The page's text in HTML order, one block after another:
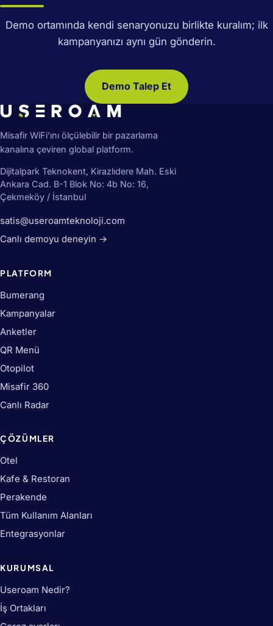
Demo ortamında kendi senaryonuzu birlikte kuralım; ilk
kampanyanızı aynı gün gönderin.
Demo Talep Et
Misafir WiFi'ını ölçülebilir bir pazarlama
kanalına çeviren global platform.
Dijitalpark Teknokent, Kirazlıdere Mah. Eski
Ankara Cad. B-1 Blok No: 4b No: 16,
Çekmeköy / İstanbul
satis@useroamteknoloji.com
Canlı demoyu deneyin →
PLATFORM
Bumerang
Kampanyalar
Anketler
QR Menü
Otopilot
Misafir 360
Canlı Radar
ÇÖZÜMLER
Otel
Kafe & Restoran
Perakende
Tüm Kullanım Alanları
Entegrasyonlar
KURUMSAL
Useroam Nedir?
İş Ortakları